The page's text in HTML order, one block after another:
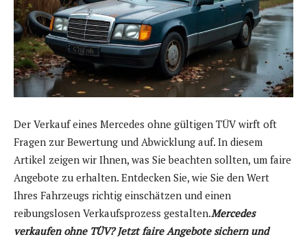
Der Verkauf eines Mercedes ohne gültigen TÜV wirft oft
Fragen zur Bewertung und Abwicklung auf. In diesem
Artikel zeigen wir Ihnen, was Sie beachten sollten, um faire
Angebote zu erhalten. Entdecken Sie, wie Sie den Wert
Ihres Fahrzeugs richtig einschätzen und einen
reibungslosen Verkaufsprozess gestalten.Mercedes
verkaufen ohne TÜV? Jetzt faire Angebote sichern und